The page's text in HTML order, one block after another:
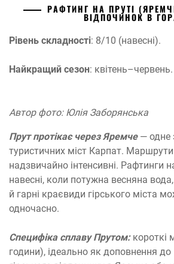
РАФТИНГ НА ПРУТІ
ВІДПОЧИНОК В
Рівень складності: 8/10 (навесні).
Найкращий сезон: квітень–червень.
Автор фото: Юлія Заборянська
Прут протікає через Яремче— одне
туристичних міст Карпат. Маршрути
надзвичайно інтенсивні. Рафтинги
навесні, коли потужна весняна
й гарні краєвиди гірського міста
одночасно.
Специфіка сплаву Прутом: короткі
години), ідеально як доповнення до